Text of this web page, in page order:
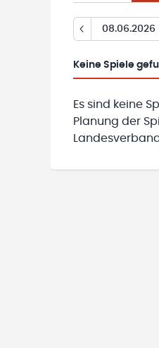
08.06.2026
Keine Spiele
Es sind keine
Planung der